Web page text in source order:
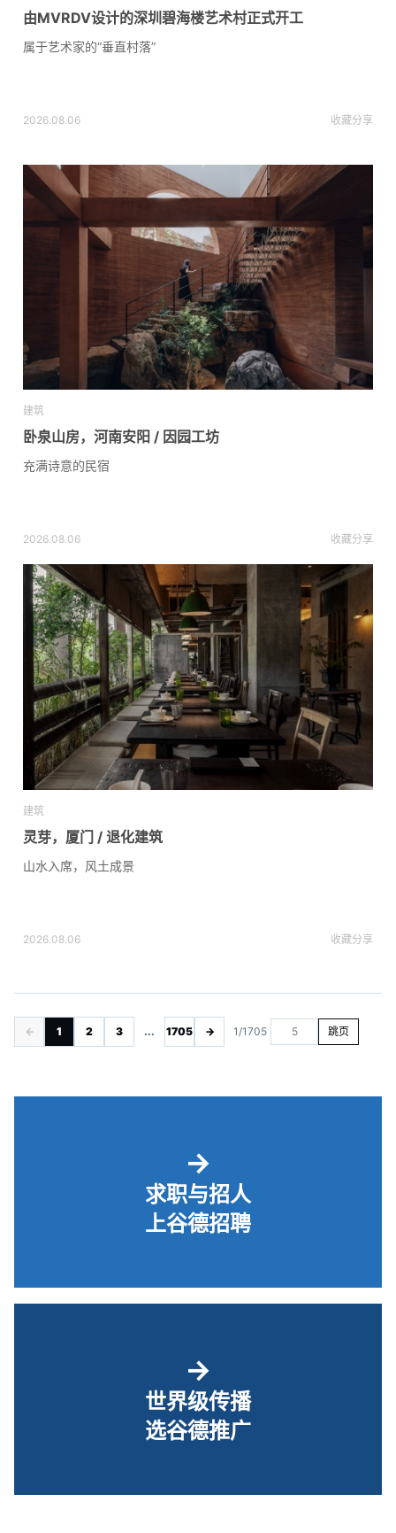
由MVRDV设计的深圳碧海楼艺术村正式开工
属于艺术家的“垂直村落”
2026.08.06 收藏分享
建筑
卧泉山房，河南安阳 / 因园工坊
充满诗意的民宿
2026.08.06 收藏分享
建筑
灵芽，厦门 / 退化建筑
山水入席，风土成景
2026.08.06 收藏分享
← 1 2 3 ... 1705 → 1/1705 跳页
→
求职与招人
上谷德招聘
→
世界级传播
选谷德推广